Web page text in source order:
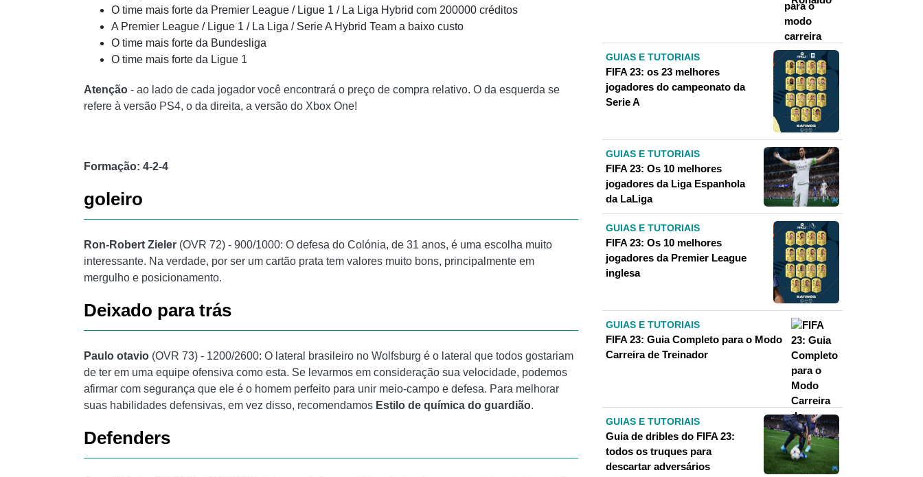
O time mais forte da Premier League / Ligue 1 / La Liga Hybrid com 200000 créditos
A Premier League / Ligue 1 / La Liga / Serie A Hybrid Team a baixo custo
O time mais forte da Bundesliga
O time mais forte da Ligue 1
Atenção - ao lado de cada jogador você encontrará o preço de compra relativo. O da esquerda se
refere à versão PS4, o da direita, a versão do Xbox One!
Formação: 4-2-4
goleiro
Ron-Robert Zieler (OVR 72) - 900/1000: O defesa do Colónia, de 31 anos, é uma escolha muito
interessante. Na verdade, por ser um cartão prata tem valores muito bons, principalmente em
mergulho e posicionamento.
Deixado para trás
Paulo otavio (OVR 73) - 1200/2600: O lateral brasileiro no Wolfsburg é o lateral que todos gostariam
de ter em uma equipe ofensiva como esta. Se levarmos em consideração sua velocidade, podemos
afirmar com segurança que ele é o homem perfeito para unir meio-campo e defesa. Para melhorar
suas habilidades defensivas, em vez disso, recomendamos Estilo de química do guardião.
Defenders
GUIAS E TUTORIAIS
FIFA 23: os 23 melhores
jogadores do campeonato da
Serie A
GUIAS E TUTORIAIS
FIFA 23: Os 10 melhores
jogadores da Liga Espanhola
da LaLiga
GUIAS E TUTORIAIS
FIFA 23: Os 10 melhores
jogadores da Premier League
inglesa
GUIAS E TUTORIAIS
FIFA 23: Guia Completo para o Modo
Carreira de Treinador
GUIAS E TUTORIAIS
Guia de dribles do FIFA 23:
todos os truques para
descartar adversários